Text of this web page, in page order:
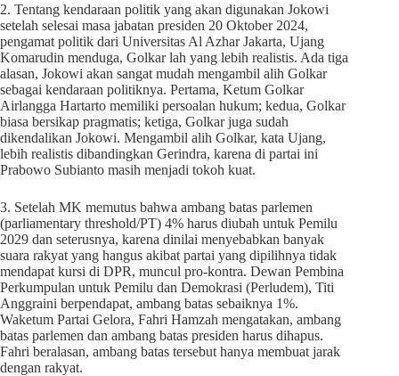
2. Tentang kendaraan politik yang akan digunakan Jokowi
setelah selesai masa jabatan presiden 20 Oktober 2024,
pengamat politik dari Universitas Al Azhar Jakarta, Ujang
Komarudin menduga, Golkar lah yang lebih realistis. Ada tiga
alasan, Jokowi akan sangat mudah mengambil alih Golkar
sebagai kendaraan politiknya. Pertama, Ketum Golkar
Airlangga Hartarto memiliki persoalan hukum; kedua, Golkar
biasa bersikap pragmatis; ketiga, Golkar juga sudah
dikendalikan Jokowi. Mengambil alih Golkar, kata Ujang,
lebih realistis dibandingkan Gerindra, karena di partai ini
Prabowo Subianto masih menjadi tokoh kuat.
3. Setelah MK memutus bahwa ambang batas parlemen
(parliamentary threshold/PT) 4% harus diubah untuk Pemilu
2029 dan seterusnya, karena dinilai menyebabkan banyak
suara rakyat yang hangus akibat partai yang dipilihnya tidak
mendapat kursi di DPR, muncul pro-kontra. Dewan Pembina
Perkumpulan untuk Pemilu dan Demokrasi (Perludem), Titi
Anggraini berpendapat, ambang batas sebaiknya 1%.
Waketum Partai Gelora, Fahri Hamzah mengatakan, ambang
batas parlemen dan ambang batas presiden harus dihapus.
Fahri beralasan, ambang batas tersebut hanya membuat jarak
dengan rakyat.